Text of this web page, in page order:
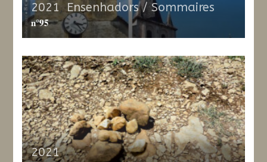
2021,Ensenhadors / Sommaires
n°95
2021